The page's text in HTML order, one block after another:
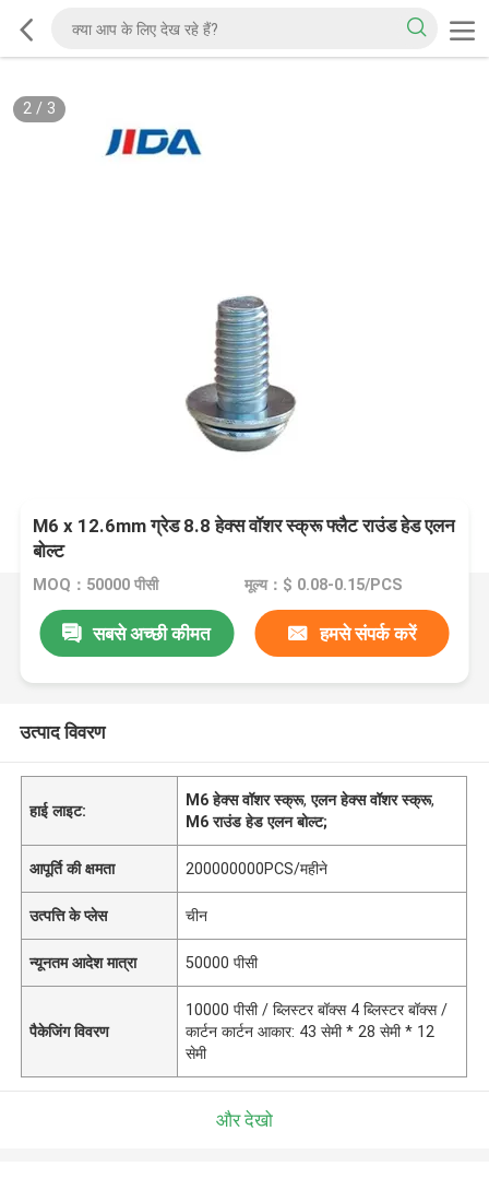
2/ 3
M6 x 12.6mm ग्रेड 8.8 हेक्स वॉशर स्क्रू फ्लैट राउंड हेड एलन
बोल्ट
MOQ：50000 पीसी मूल्य：$ 0.08-0.15/PCS
सबसे अच्छी कीमत हमसे संपर्क करें
उत्पाद विवरण
हाई लाइट:
M6 हेक्स वॉशर स्क्रू,एलन हेक्स वॉशर स्क्रू,
M6 राउंड हेड एलन बोल्ट;
आपूर्ति की क्षमता 200000000PCS/महीने
उत्पत्ति के प्लेस चीन
न्यूनतम आदेश मात्रा 50000 पीसी
पैकेजिंग विवरण
10000 पीसी / ब्लिस्टर बॉक्स 4 ब्लिस्टर बॉक्स /
कार्टन कार्टन आकार: 43 सेमी * 28 सेमी * 12
सेमी
और देखो